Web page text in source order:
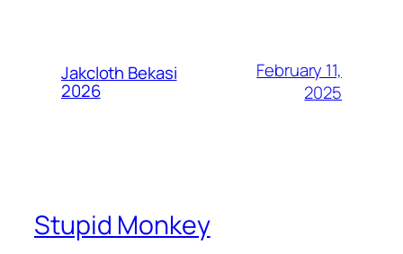
Jakcloth Bekasi
2026
February 11,
2025
Stupid Monkey